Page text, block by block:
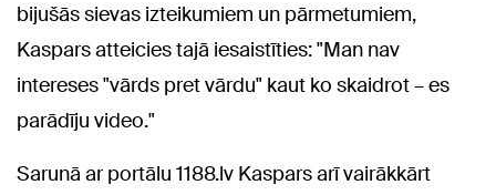
bijušās sievas izteikumiem un pārmetumiem,
Kaspars atteicies tajā iesaistīties: "Man nav
intereses "vārds pret vārdu" kaut ko skaidrot – es
parādīju video."
Sarunā ar portālu 1188.lv Kaspars arī vairākkārt